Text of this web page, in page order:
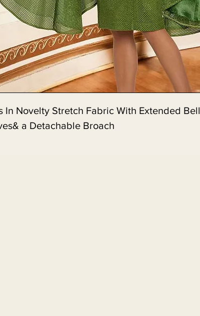
In Novelty Stretch Fabric With Extended Bell
a Detachable Broach